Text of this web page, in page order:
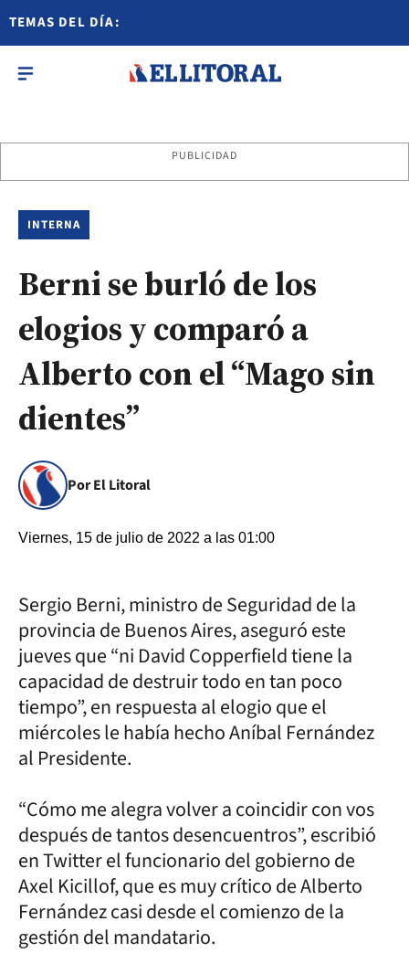
TEMAS DEL DÍA:
PUBLICIDAD
INTERNA
Berni se burló de los
elogios y comparó a
Alberto con el “Mago sin
dientes”
Por El Litoral
Viernes, 15 de julio de 2022 a las 01:00
Sergio Berni, ministro de Seguridad de la
provincia de Buenos Aires, aseguró este
jueves que “ni David Copperfield tiene la
capacidad de destruir todo en tan poco
tiempo”, en respuesta al elogio que el
miércoles le había hecho Aníbal Fernández
al Presidente.
“Cómo me alegra volver a coincidir con vos
después de tantos desencuentros”, escribió
en Twitter el funcionario del gobierno de
Axel Kicillof, que es muy crítico de Alberto
Fernández casi desde el comienzo de la
gestión del mandatario.